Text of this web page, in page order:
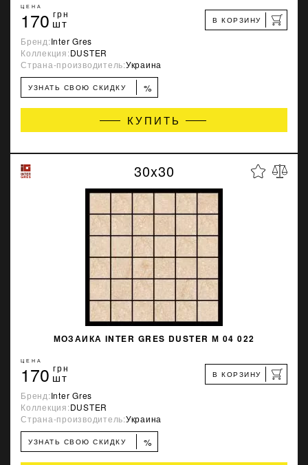
ЦЕНА
170 грн
шт В КОРЗИНУ
Бренд:Inter Gres
Коллекция:DUSTER
Страна-производитель:Украина
УЗНАТЬ СВОЮ СКИДКУ %
КУПИТЬ
30x30
МОЗАИКА INTER GRES DUSTER М 04 022
ЦЕНА
170 грн
шт В КОРЗИНУ
Бренд:Inter Gres
Коллекция:DUSTER
Страна-производитель:Украина
УЗНАТЬ СВОЮ СКИДКУ %